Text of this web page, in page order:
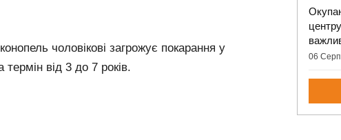
чоловікові загрожує покарання у
термін від 3 до 7 років.
06